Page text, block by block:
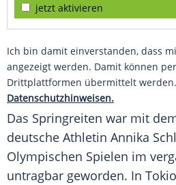
jetzt aktivieren
Ich bin damit einverstanden, dass
angezeigt werden. Damit können
Drittplattformen übermittelt werden.
Datenschutzhinweisen.
Das Springreiten war mit
deutsche Athletin Annika
Olympischen Spielen im
untragbar geworden. In